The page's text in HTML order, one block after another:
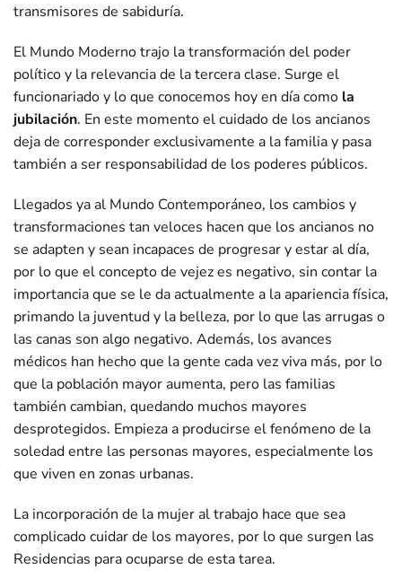
transmisores de sabiduría.
El Mundo Moderno trajo la transformación del poder
político y la relevancia de la tercera clase. Surge el
funcionariado y lo que conocemos hoy en día como la
jubilación. En este momento el cuidado de los ancianos
deja de corresponder exclusivamente a la familia y pasa
también a ser responsabilidad de los poderes públicos.
Llegados ya al Mundo Contemporáneo, los cambios y
transformaciones tan veloces hacen que los ancianos no
se adapten y sean incapaces de progresar y estar al día,
por lo que el concepto de vejez es negativo, sin contar la
importancia que se le da actualmente a la apariencia física,
primando la juventud y la belleza, por lo que las arrugas o
las canas son algo negativo. Además, los avances
médicos han hecho que la gente cada vez viva más, por lo
que la población mayor aumenta, pero las familias
también cambian, quedando muchos mayores
desprotegidos. Empieza a producirse el fenómeno de la
soledad entre las personas mayores, especialmente los
que viven en zonas urbanas.
La incorporación de la mujer al trabajo hace que sea
complicado cuidar de los mayores, por lo que surgen las
Residencias para ocuparse de esta tarea.